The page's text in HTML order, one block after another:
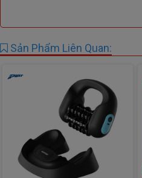
Sản Phẩm Liên Quan: